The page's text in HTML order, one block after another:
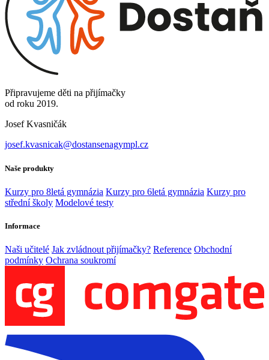
Připravujeme děti na přijímačky
od roku 2019.
Josef Kvasničák
josef.kvasnicak@dostansenagympl.cz
Naše produkty
Kurzy pro 8letá gymnázia Kurzy pro 6letá gymnázia Kurzy pro
střední školy Modelové testy
Informace
Naši učitelé Jak zvládnout přijímačky? Reference Obchodní
podmínky Ochrana soukromí